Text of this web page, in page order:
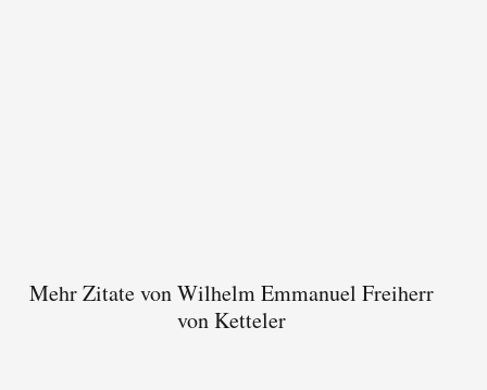
Mehr Zitate von Wilhelm Emmanuel Freiherr
von Ketteler